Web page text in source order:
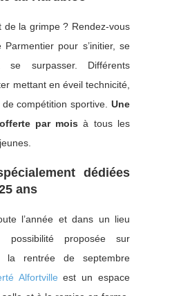
de la grimpe ? Rendez-vous
pour s’initier, se
se surpasser. Différents
mettant en éveil technicité,
compétition sportive. Une
par mois à tous les
dédiées
ans
l’année et dans un lieu
proposée sur
la rentrée de septembre
Alfortville est un espace